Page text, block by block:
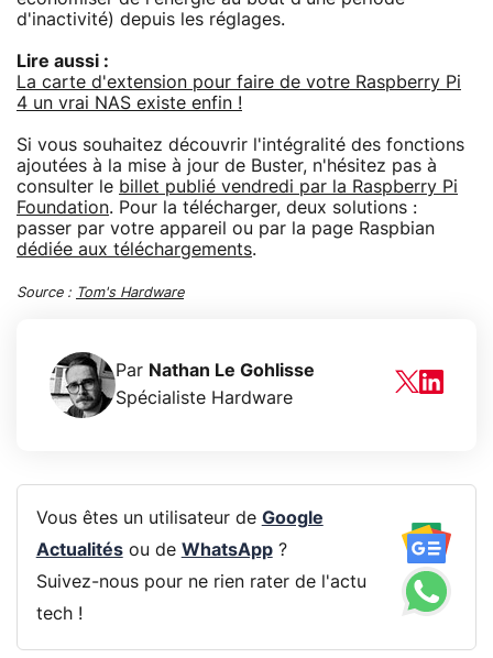
d'inactivité) depuis les réglages.
Lire aussi :
La carte d'extension pour faire de votre Raspberry Pi
4 un vrai NAS existe enfin !
Si vous souhaitez découvrir l'intégralité des fonctions
ajoutées à la mise à jour de Buster, n'hésitez pas à
consulter le billet publié vendredi par la Raspberry Pi
Foundation. Pour la télécharger, deux solutions :
passer par votre appareil ou par la page Raspbian
dédiée aux téléchargements.
Source : Tom's Hardware
Par Nathan Le Gohlisse
Spécialiste Hardware
Vous êtes un utilisateur de Google
Actualitésou de WhatsApp?
Suivez-nous pour ne rien rater de l'actu
tech !